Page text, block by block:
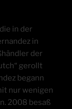
in der
in
der
gerollt
begann
nur weni­gen
2008 besaß